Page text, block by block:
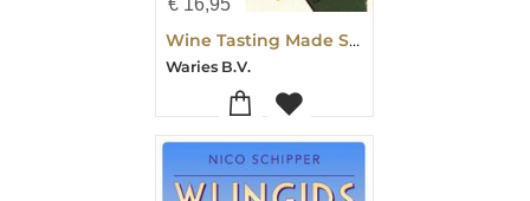
Wine Tasting Made Simple
Waries B.V.